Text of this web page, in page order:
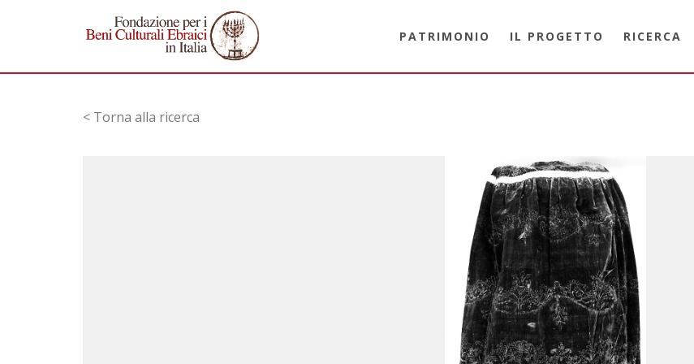
PATRIMONIO IL PROGETTO RICERCA
< Torna alla ricerca